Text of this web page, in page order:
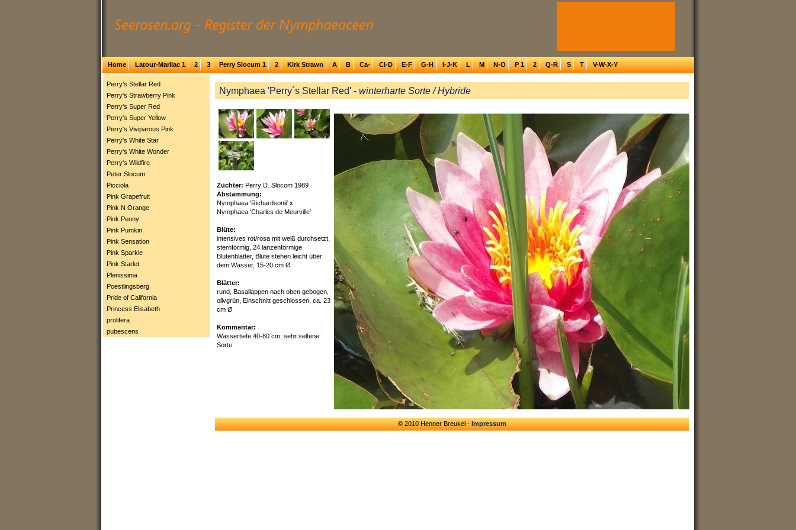
Home Latour-Marliac 1 2 3 Perry Slocum 1 2 Kirk Strawn A B Ca- Cl-D E-F G-H I-J-K L M N-O P 1 2 Q-R S T V-W-X-Y
Nymphaea 'Perry´s Stellar Red' - winterharte Sorte / Hybride
Züchter: Perry D. Slocom 1989
Abstammung:
Nymphaea 'Richardsonii' x
Nymphaea 'Charles de Meurville'
Blüte:
intensives rot/rosa mit weiß durchsetzt,
sternförmig, 24 lanzenförmige
Blütenblätter, Blüte stehen leicht über
dem Wasser, 15-20 cm Ø
Blätter:
rund, Basallappen nach oben gebogen,
olivgrün, Einschnitt geschlossen, ca. 23
cm Ø
Kommentar:
Wassertiefe 40-80 cm, sehr seltene
Sorte
© 2010 Henner Breukel -Impressum
Perry's Stellar Red
Perry's Strawberry Pink
Perry's Super Red
Perry's Super Yellow
Perry's Viviparous Pink
Perry's White Star
Perry's White Wonder
Perry's Wildfire
Peter Slocum
Picciola
Pink Grapefruit
Pink N Orange
Pink Peony
Pink Pumkin
Pink Sensation
Pink Sparkle
Pink Starlet
Plenissima
Poestlingsberg
Pride of California
Princess Elisabeth
prolifera
pubescens